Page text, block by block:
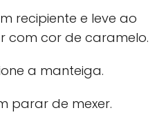
recipiente e leve ao
com cor de caramelo.
a manteiga.
parar de mexer.